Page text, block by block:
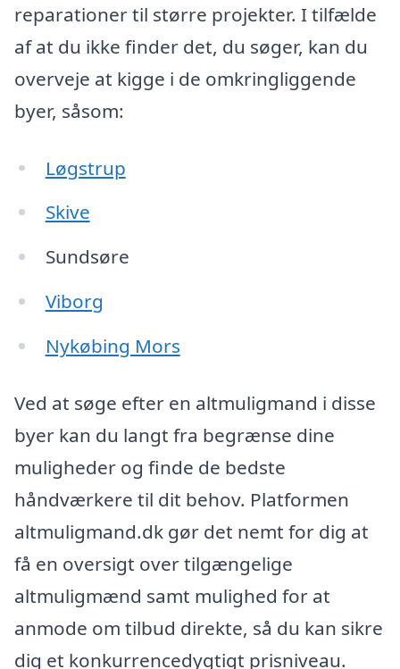
reparationer til større projekter. I tilfælde
af at du ikke finder det, du søger, kan du
overveje at kigge i de omkringliggende
byer, såsom:
Løgstrup
Skive
Sundsøre
Viborg
Nykøbing Mors
Ved at søge efter en altmuligmand i disse
byer kan du langt fra begrænse dine
muligheder og finde de bedste
håndværkere til dit behov. Platformen
altmuligmand.dk gør det nemt for dig at
få en oversigt over tilgængelige
altmuligmænd samt mulighed for at
anmode om tilbud direkte, så du kan sikre
dig et konkurrencedygtigt prisniveau.